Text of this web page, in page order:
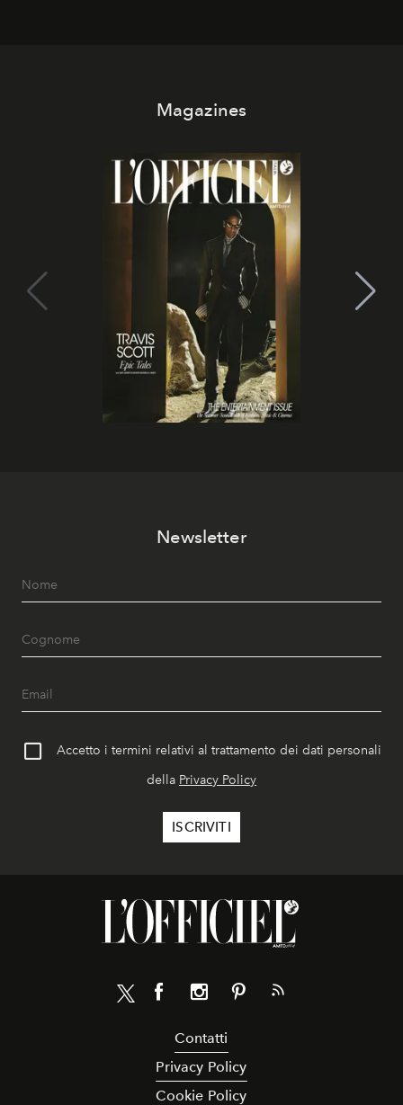
Magazines
Newsletter
Accetto i termini relativi al trattamento dei dati personali
della Privacy Policy
Contatti
Privacy Policy
Cookie Policy